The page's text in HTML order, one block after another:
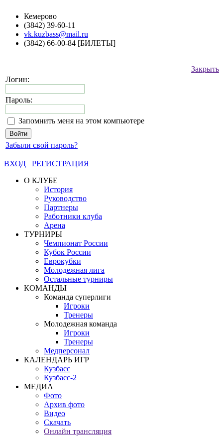
Кемерово
(3842) 39-60-11
vk.kuzbass@mail.ru
(3842) 66-00-84 [БИЛЕТЫ]
Закрыть
Логин:
Пароль:
Запомнить меня на этом компьютере
Забыли свой пароль?
ВХОД
РЕГИСТРАЦИЯ
О КЛУБЕ
История
Руководство
Партнеры
Работники клуба
Арена
ТУРНИРЫ
Чемпионат России
Кубок России
Еврокубки
Молодежная лига
Остальные турниры
КОМАНДЫ
Команда суперлиги
Игроки
Тренеры
Молодежная команда
Игроки
Тренеры
Медперсонал
КАЛЕНДАРЬ ИГР
Кузбасс
Кузбасс-2
МЕДИА
Фото
Архив фото
Видео
Скачать
Онлайн трансляция